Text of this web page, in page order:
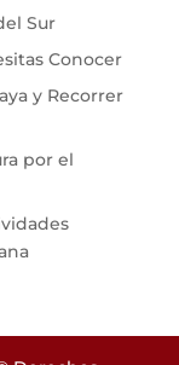
Sur
Conocer
y Recorrer
por el